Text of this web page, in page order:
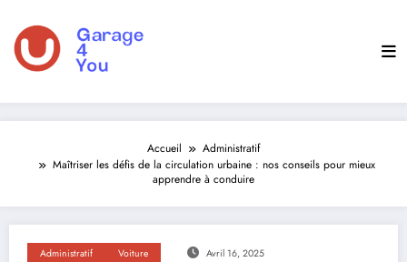
contenu
Accueil
Administratif
Maîtriser les défis de la circulation urbaine : nos conseils pour mieux
apprendre à conduire
Administratif Voiture Avril 16, 2025